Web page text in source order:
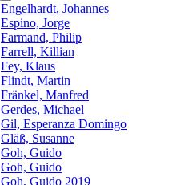
Engelhardt, Johannes
Espino, Jorge
Farmand, Philip
Farrell, Killian
Fey, Klaus
Flindt, Martin
Fränkel, Manfred
Gerdes, Michael
Gil, Esperanza Domingo
Gläß, Susanne
Goh, Guido
Goh, Guido
Goh, Guido 2019